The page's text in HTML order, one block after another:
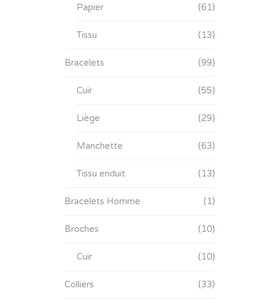
Papier (61)
Tissu (13)
Bracelets (99)
Cuir (55)
Liège (29)
Manchette (63)
Tissu enduit (13)
Bracelets Homme (1)
Broches (10)
Cuir (10)
Colliers (33)